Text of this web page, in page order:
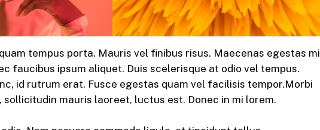
tempus porta. Mauris vel finibus risus. Maecenas egestas mi
faucibus ipsum aliquet. Duis scelerisque at odio vel tempus.
id rutrum erat. Fusce egestas quam vel facilisis tempor.Morbi
sollicitudin mauris laoreet, luctus est. Donec in mi lorem.